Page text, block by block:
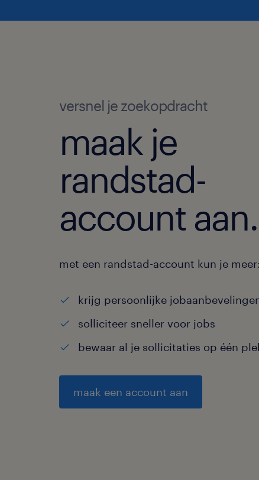
versnel je zoekopdracht
maak je
randstad-
account aan.
met een randstad-account kun je meer:
krijg persoonlijke
solliciteer sneller voor jobs
bewaar al je sollicitaties op één
maak een account aan